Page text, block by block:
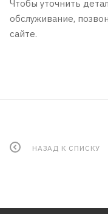
Чтобы уточнить
обслуживание,
сайте.
НАЗАД К СПИСКУ